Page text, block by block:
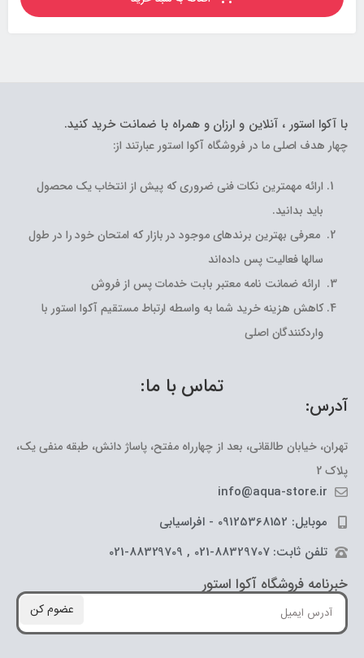
با آکوا استور ، آنلاین و ارزان و همراه با ضمانت خرید کنید.
چهار هدف اصلی ما در فروشگاه آکوا استور عبارتند از:
ارائه مهمترین نکات فنی ضروری که پیش از انتخاب یک محصول
باید بدانید.
معرفی بهترین برندهای موجود در بازار که امتحان خود را در طول
سالها فعالیت پس داده‌اند
ارائه ضمانت نامه معتبر بابت خدمات پس از فروش
کاهش هزینه خرید شما به واسطه ارتباط مستقیم آکوا استور با
واردکنندگان اصلی
تماس با ما:
آدرس:
تهران، خیابان طالقانی، بعد از چهارراه مفتح، پاساژ دانش، طبقه منفی یک،
پلاک 2
info@aqua-store.ir
موبایل: 09125368152 - افراسیابی
تلفن ثابت: 88329707-021 , 88329709-021
خبرنامه فروشگاه آکوا استور
عضوم کن